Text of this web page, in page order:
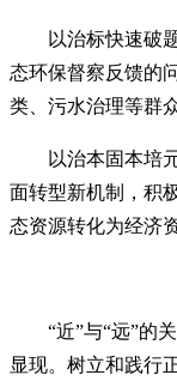
以治标快速破
态环保督察反馈的
类、污水治理等群
以治本固本培
面转型新机制，积
态资源转化为经济
“近”与“远”的
显现。树立和践行